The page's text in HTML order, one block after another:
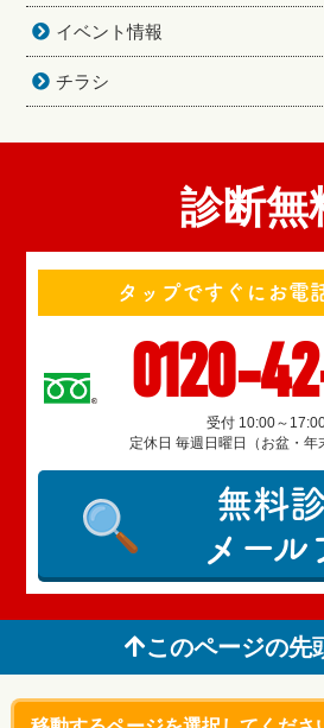
イベント情報
チラシ
診断無
タップですぐにお電
0120-
受付 10:00～
定休日 毎週日曜日（お盆・年
無料
メール
このページの先